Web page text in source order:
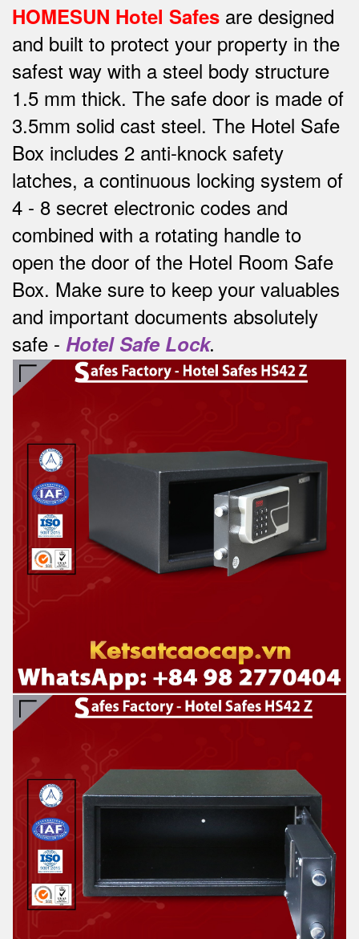
HOMESUN Hotel Safes are designed
and built to protect your property in the
safest way with a steel body structure
1.5 mm thick. The safe door is made of
3.5mm solid cast steel. The Hotel Safe
Box includes 2 anti-knock safety
latches, a continuous locking system of
4 - 8 secret electronic codes and
combined with a rotating handle to
open the door of the Hotel Room Safe
Box. Make sure to keep your valuables
and important documents absolutely
safe - Hotel Safe Lock.